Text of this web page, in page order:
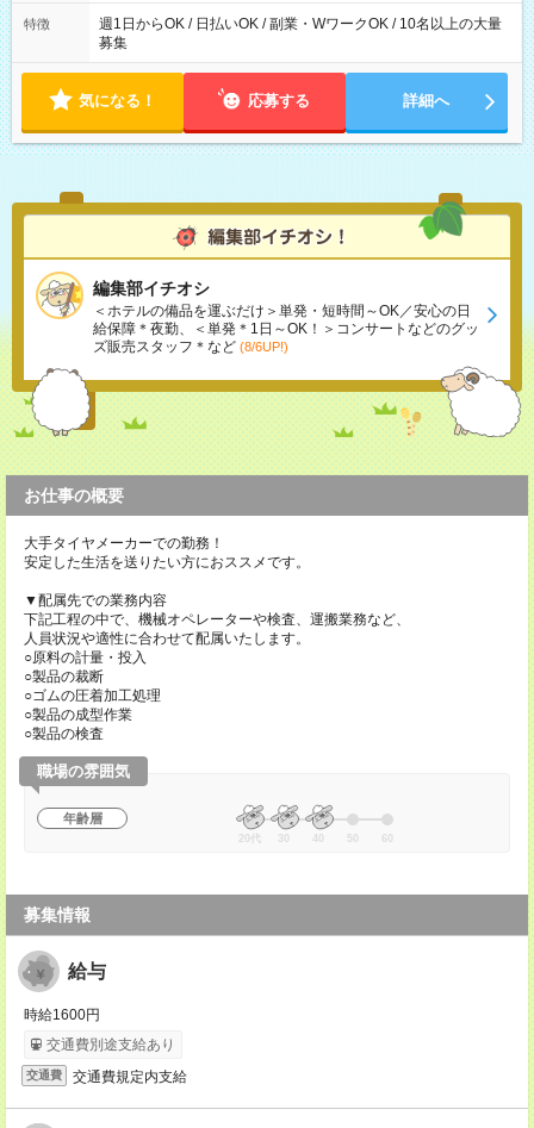
特徴
週1日からOK / 日払いOK / 副業・WワークOK / 10名以上の大量
募集
気になる！ 応募する 詳細へ
編集部イチオシ
＜ホテルの備品を運ぶだけ＞単発・短時間～OK／安心の日
給保障＊夜勤、＜単発＊1日～OK！＞コンサートなどのグッ
ズ販売スタッフ＊など (8/6UP!)
お仕事の概要
大手タイヤメーカーでの勤務！
安定した生活を送りたい方におススメです。
▼配属先での業務内容
下記工程の中で、機械オペレーターや検査、運搬業務など、
人員状況や適性に合わせて配属いたします。
○原料の計量・投入
○製品の裁断
○ゴムの圧着加工処理
○製品の成型作業
○製品の検査
職場の雰囲気
年齢層
20代 30 40 50 60
募集情報
給与
時給1600円
交通費別途支給あり
交通費 交通費規定内支給